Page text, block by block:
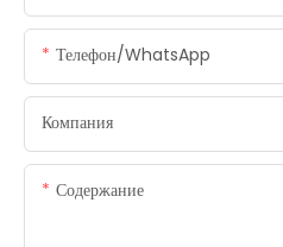
Телефон/WhatsApp
Компания
Содержание